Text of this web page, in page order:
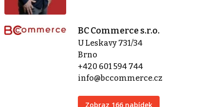
BC Commerce s.r.o.
U Leskavy 731/34
Brno
+420 601 594 744
info@bccommerce.cz
Zobraz 166 nabídek